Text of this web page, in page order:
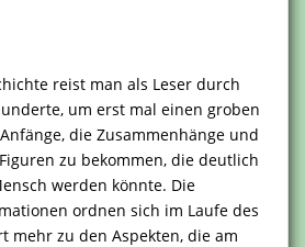
reist man als Leser durch
um erst mal einen groben
die Zusammenhänge und
zu bekommen, die deutlich
werden könnte. Die
ordnen sich im Laufe des
mehr zu den Aspekten, die am